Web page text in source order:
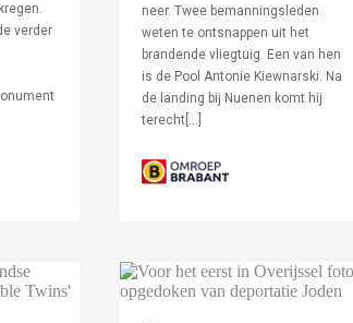
verder
neer. Twee bemanningsleden
weten te ontsnappen uit het
brandende vliegtuig. Een van hen
is de Pool Antonie Kiewnarski. Na
de landing bij Nuenen komt hij
terecht[…]